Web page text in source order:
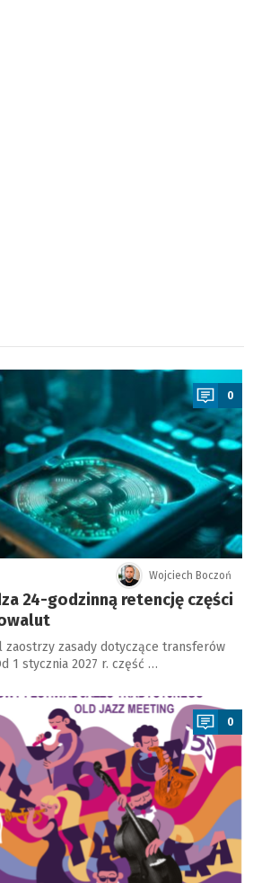
0
Wojciech Boczoń
24-godzinną retencję części
zaostrzy zasady dotyczące transferów
1 stycznia 2027 r. część …
0